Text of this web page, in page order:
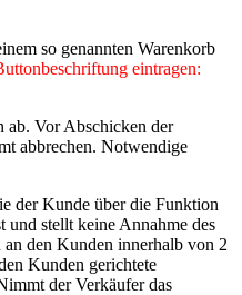
so genannten Warenkorb
eintragen:
ab. Vor Abschicken der
abbrechen. Notwendige
der Kunde über die Funktion
und stellt keine Annahme des
an den Kunden innerhalb von 2
Kunden gerichtete
der Verkäufer das